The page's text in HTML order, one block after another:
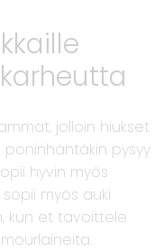
jolloin hiukset
pysyy
hyvin myös
myös auki
kun et tavoittele